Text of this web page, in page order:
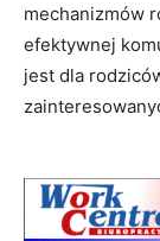
mechanizmów
efektywnej
jest dla